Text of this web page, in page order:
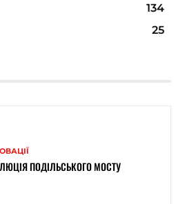
134
25
ПОДІЛЬСЬКОГО МОСТУ